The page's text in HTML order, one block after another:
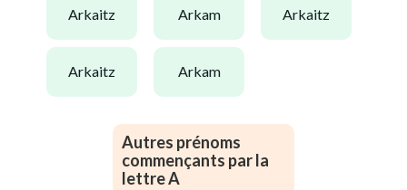
arkaitz arkam arkaitz
arkaitz arkam
Autres prénoms
commençants par la
lettre A